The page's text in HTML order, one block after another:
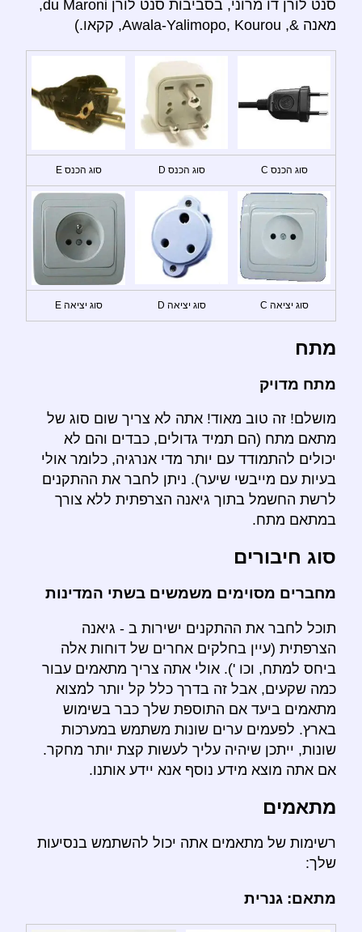
סנט לורן דו מרוני, בסביבות סנט לורן du Maroni,
מאנה &, Awala-Yalimopo, Kourou, קקאו.)
סוג הכנס C סוג הכנס D סוג הכנס E
סוג יציאה C סוג יציאה D סוג יציאה E
מתח
מתח מדויק
מושלם! זה טוב מאוד! אתה לא צריך שום סוג של
מתאם מתח (הם תמיד גדולים, כבדים והם לא
יכולים להתמודד עם יותר מדי אנרגיה, כלומר אולי
בעיות עם מייבשי שיער). ניתן לחבר את ההתקנים
לרשת החשמל בתוך גיאנה הצרפתית ללא צורך
במתאם מתח.
סוג חיבורים
מחברים מסוימים משמשים בשתי המדינות
תוכל לחבר את ההתקנים ישירות ב - גיאנה
הצרפתית (עיין בחלקים אחרים של דוחות אלה
ביחס למתח, וכו '). אולי אתה צריך מתאמים עבור
כמה שקעים, אבל זה בדרך כלל קל יותר למצוא
מתאמים ביעד אם התוספת שלך כבר בשימוש
בארץ. לפעמים ערים שונות משתמש במערכות
שונות, ייתכן שיהיה עליך לעשות קצת יותר מחקר.
אם אתה מוצא מידע נוסף אנא יידע אותנו.
מתאמים
רשימות של מתאמים אתה יכול להשתמש בנסיעות
שלך:
מתאם: גנרית